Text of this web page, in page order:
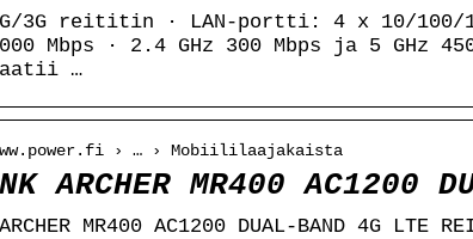
4G/3G reititin · LAN-portti: 4 x 10/100/
Mbps · 2.4 GHz 300 Mbps ja 5 GHz
…
› … › Mobiililaajakaista
ARCHER MR400 AC1200
MR400 AC1200 DUAL-BAND 4G